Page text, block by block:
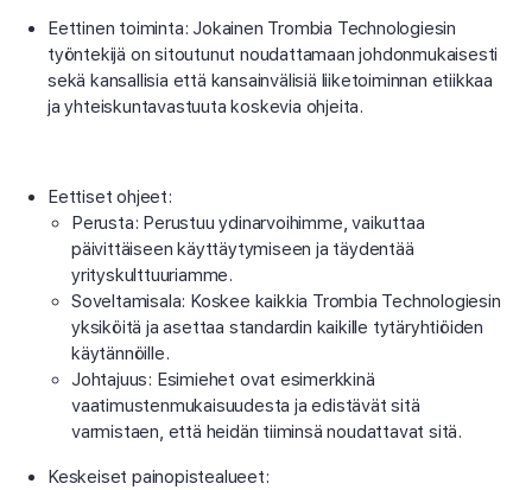
Eettinen toiminta: Jokainen Trombia Technologiesin
työntekijä on sitoutunut noudattamaan johdonmukaisesti
sekä kansallisia että kansainvälisiä liiketoiminnan etiikkaa
ja yhteiskuntavastuuta koskevia ohjeita.
Eettiset ohjeet:
Perusta: Perustuu ydinarvoihimme, vaikuttaa
päivittäiseen käyttäytymiseen ja täydentää
yrityskulttuuriamme.
Soveltamisala: Koskee kaikkia Trombia Technologiesin
yksiköitä ja asettaa standardin kaikille tytäryhtiöiden
käytännöille.
Johtajuus: Esimiehet ovat esimerkkinä
vaatimustenmukaisuudesta ja edistävät sitä
varmistaen, että heidän tiiminsä noudattavat sitä.
Keskeiset painopistealueet: